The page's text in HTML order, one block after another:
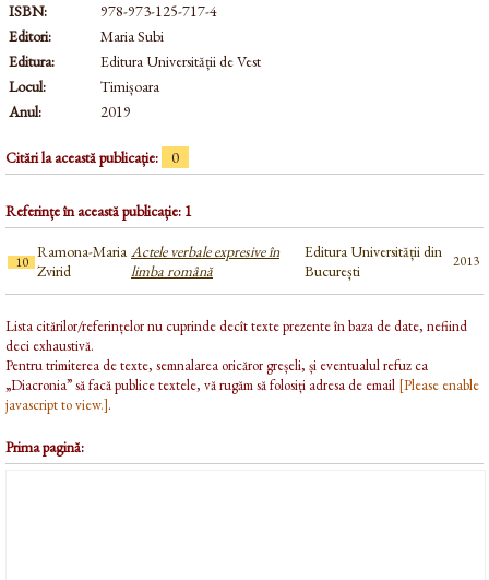
ISBN:
978-973-125-717-4
Editori:
Maria Subi
Editura:
Editura Universității de Vest
Locul:
Timișoara
Anul:
2019
Citări la această publicație: 0
Referințe în această publicație: 1
10
Ramona-Maria
Zvirid
Actele verbale expresive în
limba română
Editura Universității din
București
2013
Lista citărilor/referințelor nu cuprinde decît texte prezente în baza de date, nefiind
deci exhaustivă.
Pentru trimiterea de texte, semnalarea oricăror greșeli, și eventualul refuz ca
„Diacronia” să facă publice textele, vă rugăm să folosiți adresa de email [Please enable
javascript to view.].
Prima pagină: